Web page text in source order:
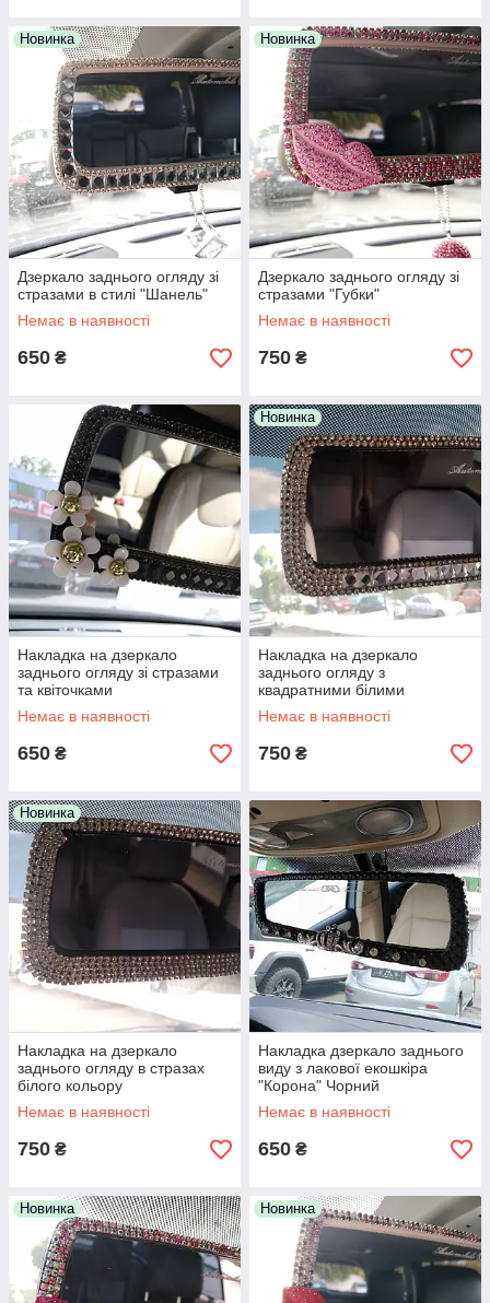
Новинка
Дзеркало заднього огляду зі
стразами в стилі "Шанель"
Немає в наявності
650 ₴
Новинка
Дзеркало заднього огляду зі
стразами "Губки"
Немає в наявності
750 ₴
Накладка на дзеркало
заднього огляду зі стразами
та квіточками
Немає в наявності
650 ₴
Новинка
Накладка на дзеркало
заднього огляду з
квадратними білими
стразами
Немає в наявності
750 ₴
Новинка
Накладка на дзеркало
заднього огляду в стразах
білого кольору
Немає в наявності
750 ₴
Накладка дзеркало заднього
виду з лакової екошкіра
"Корона" Чорний
Немає в наявності
650 ₴
Новинка Новинка